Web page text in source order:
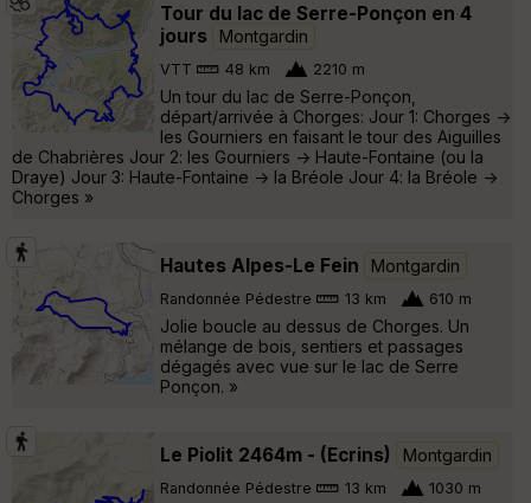
Tour du lac de Serre-Ponçon en 4
jours
Montgardin
VTT 48 km 2210 m
Un tour du lac de Serre-Ponçon,
départ/arrivée à Chorges: Jour 1: Chorges ->
les Gourniers en faisant le tour des Aiguilles
de Chabrières Jour 2: les Gourniers -> Haute-Fontaine (ou la
Draye) Jour 3: Haute-Fontaine -> la Bréole Jour 4: la Bréole ->
Chorges »
Hautes Alpes-Le Fein Montgardin
Randonnée Pédestre 13 km 610 m
Jolie boucle au dessus de Chorges. Un
mélange de bois, sentiers et passages
dégagés avec vue sur le lac de Serre
Ponçon. »
Le Piolit 2464m - (Ecrins) Montgardin
Randonnée Pédestre 13 km 1030 m